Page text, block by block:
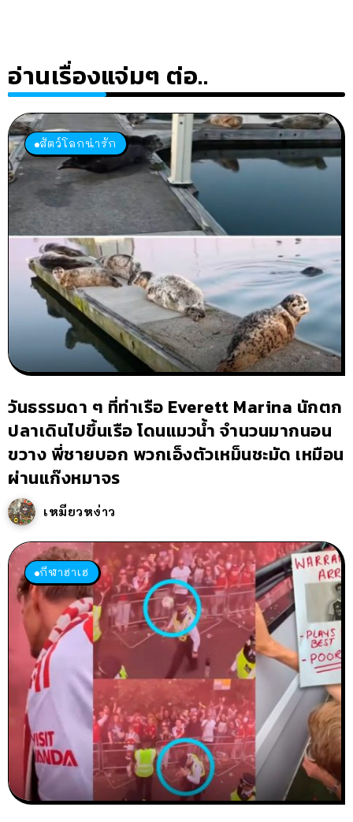
อ่านเรื่องแจ่มๆ ต่อ..
สัตว์โลกน่ารัก
วันธรรมดา ๆ ที่ท่าเรือ Everett Marina นักตก
ปลาเดินไปขึ้นเรือ โดนแมวน้ำ จำนวนมากนอน
ขวาง พี่ชายบอก พวกเอ็งตัวเหม็นชะมัด เหมือน
ผ่านแก๊งหมาจร
เหมียวหง่าว
กีฬาฮาเฮ